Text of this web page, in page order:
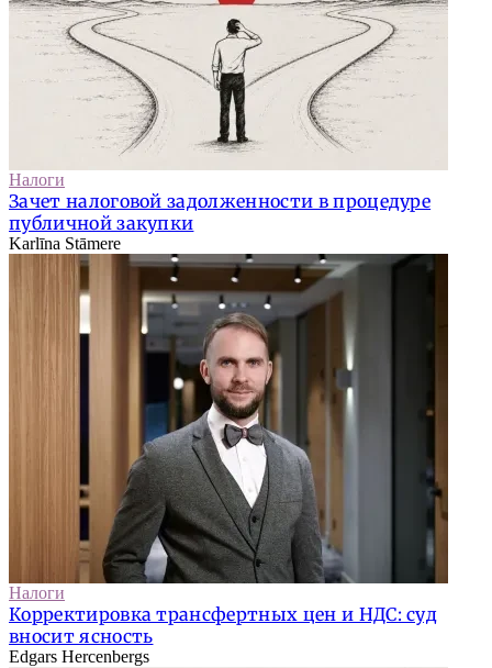
Налоги
Зачет налоговой задолженности в процедуре
публичной закупки
Karlīna Stāmere
Налоги
Корректировка трансфертных цен и НДС: суд
вносит ясность
Edgars Hercenbergs